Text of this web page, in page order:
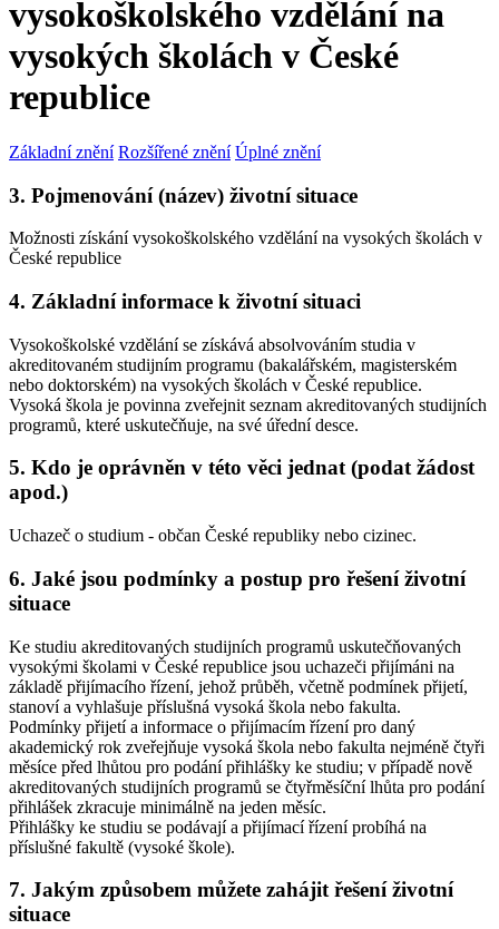
vysokoškolského vzdělání na
vysokých školách v České
republice
Základní znění Rozšířené znění Úplné znění
3. Pojmenování (název) životní situace
Možnosti získání vysokoškolského vzdělání na vysokých školách v
České republice
4. Základní informace k životní situaci
Vysokoškolské vzdělání se získává absolvováním studia v
akreditovaném studijním programu (bakalářském, magisterském
nebo doktorském) na vysokých školách v České republice.
Vysoká škola je povinna zveřejnit seznam akreditovaných studijních
programů, které uskutečňuje, na své úřední desce.
5. Kdo je oprávněn v této věci jednat (podat žádost
apod.)
Uchazeč o studium - občan České republiky nebo cizinec.
6. Jaké jsou podmínky a postup pro řešení životní
situace
Ke studiu akreditovaných studijních programů uskutečňovaných
vysokými školami v České republice jsou uchazeči přijímáni na
základě přijímacího řízení, jehož průběh, včetně podmínek přijetí,
stanoví a vyhlašuje příslušná vysoká škola nebo fakulta.
Podmínky přijetí a informace o přijímacím řízení pro daný
akademický rok zveřejňuje vysoká škola nebo fakulta nejméně čtyři
měsíce před lhůtou pro podání přihlášky ke studiu; v případě nově
akreditovaných studijních programů se čtyřměsíční lhůta pro podání
přihlášek zkracuje minimálně na jeden měsíc.
Přihlášky ke studiu se podávají a přijímací řízení probíhá na
příslušné fakultě (vysoké škole).
7. Jakým způsobem můžete zahájit řešení životní
situace